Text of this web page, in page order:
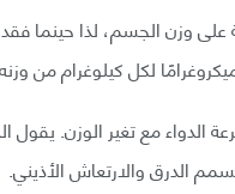
وزن الجسم، لذا حينما
مع تغير الوزن.
الدرق والارتعاش الأذيني.